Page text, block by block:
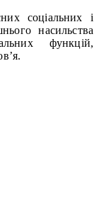
соціальних і
насильства
функцій,